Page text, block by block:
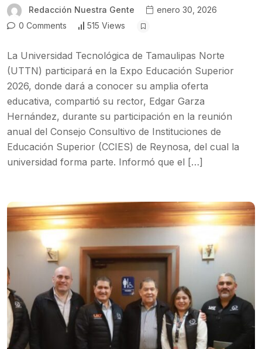
Redacción Nuestra Gente
enero 30, 2026
0 Comments
515 Views
La Universidad Tecnológica de Tamaulipas Norte
(UTTN) participará en la Expo Educación Superior
2026, donde dará a conocer su amplia oferta
educativa, compartió su rector, Edgar Garza
Hernández, durante su participación en la reunión
anual del Consejo Consultivo de Instituciones de
Educación Superior (CCIES) de Reynosa, del cual la
universidad forma parte. Informó que el […]